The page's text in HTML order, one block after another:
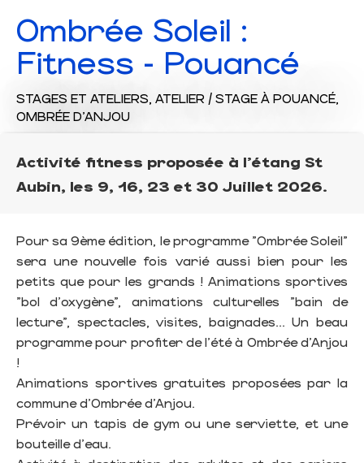
Ombrée Soleil :
Fitness - Pouancé
STAGES ET ATELIERS, ATELIER / STAGE À POUANCÉ,
OMBRÉE D'ANJOU
Activité fitness proposée à l'étang St
Aubin, les 9, 16, 23 et 30 Juillet 2026.
Pour sa 9ème édition, le programme "Ombrée Soleil"
sera une nouvelle fois varié aussi bien pour les
petits que pour les grands ! Animations sportives
"bol d'oxygène", animations culturelles "bain de
lecture", spectacles, visites, baignades... Un beau
programme pour profiter de l'été à Ombrée d'Anjou
!
Animations sportives gratuites proposées par la
commune d'Ombrée d'Anjou.
Prévoir un tapis de gym ou une serviette, et une
bouteille d'eau.